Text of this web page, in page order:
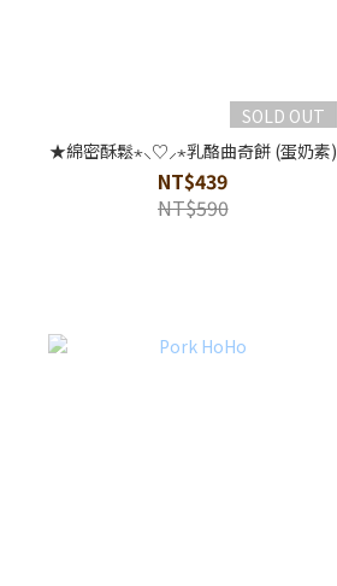
SOLD OUT
★綿密酥鬆⋆⸜♡⸝‍⋆乳酪曲奇餅 (蛋奶素)
NT$439
NT$590